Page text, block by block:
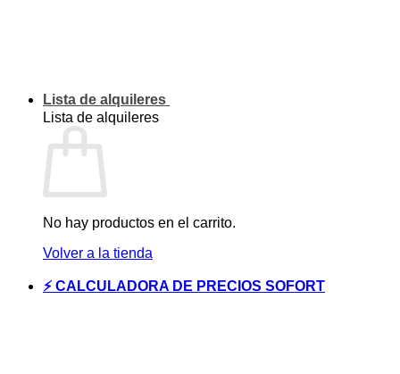
Lista de alquileres
Lista de alquileres
No hay productos en el carrito.
Volver a la tienda
⚡ CALCULADORA DE PRECIOS SOFORT